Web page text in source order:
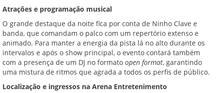
Atrações e programação musical
O grande destaque da noite fica por conta de Ninho Clave e
banda, que comandam o palco com um repertório extenso e
animado. Para manter a energia da pista lá no alto durante os
intervalos e após o show principal, o evento contará também
com a presença de um DJ no formato open format, garantindo
uma mistura de ritmos que agrada a todos os perfis de público.
Localização e ingressos na Arena Entretenimento